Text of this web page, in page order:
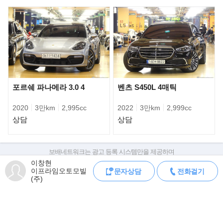
각과 같은 형상을 갖췄다. 전면에선
높은 라디에이터 그릴이 인상적이다. S클래스의 전형적인 3줄 주간
주행등을 평면적이고 작게 디자인했다.
차의 역동적인 형태는 후면에서도 이어진다. 정밀한 디자인과 일부
애니메이션 효과를 적용한 리어 램프는
고급스럽다.
포르쉐 파나메라 3.0 4
2020 3만km 2,995cc
상담
벤츠 S450L 4매틱
2022 3만km 2,999cc
상담
이창현
이프라임오토모빌
(주)
문자상담 전화걸기
보배네트워크는 광고 등록 시스템만을 제공하며
판매자가 직접 등록한 내용에 대한 모든 책임은 판매자에게 있습니다.
차량 구매 시 차량등록증, 성능점검기록부, 실제 차량 상태,
차대번호 조회로 직접 정보를 확인하세요.